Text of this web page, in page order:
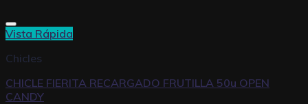
Vista Rápida
Chicles
CHICLE FIERITA RECARGADO FRUTILLA 50u OPEN
CANDY